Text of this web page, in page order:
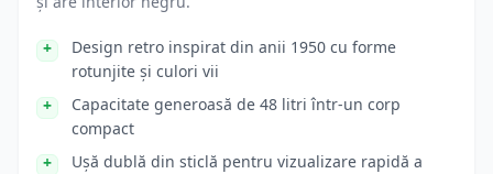
Design retro inspirat din anii 1950 cu forme
rotunjite și culori vii
Capacitate generoasă de 48 litri într-un corp
compact
Ușă dublă din sticlă pentru vizualizare rapidă a